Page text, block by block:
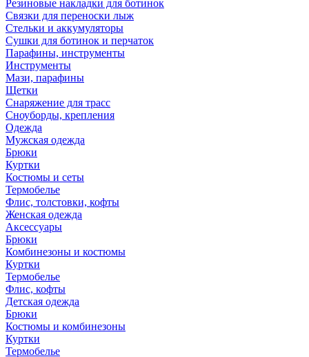
Резиновые накладки для ботинок
Связки для переноски лыж
Стельки и аккумуляторы
Сушки для ботинок и перчаток
Парафины, инструменты
Инструменты
Мази, парафины
Щетки
Снаряжение для трасс
Сноуборды, крепления
Одежда
Мужская одежда
Брюки
Куртки
Костюмы и сеты
Термобелье
Флис, толстовки, кофты
Женская одежда
Аксессуары
Брюки
Комбинезоны и костюмы
Куртки
Термобелье
Флис, кофты
Детская одежда
Брюки
Костюмы и комбинезоны
Куртки
Термобелье